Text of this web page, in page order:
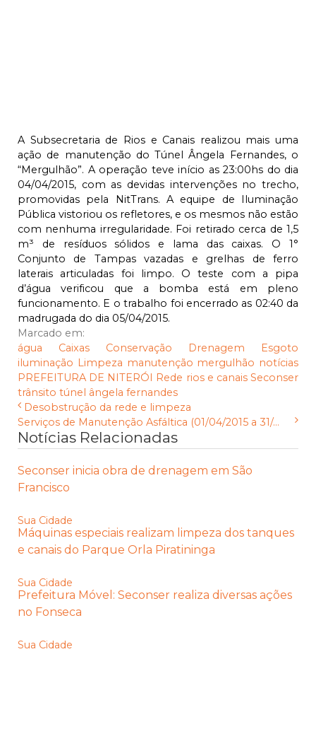
A Subsecretaria de Rios e Canais realizou mais uma
ação de manutenção do Túnel Ângela Fernandes, o
“Mergulhão”. A operação teve início as 23:00hs do dia
04/04/2015, com as devidas intervenções no trecho,
promovidas pela NitTrans. A equipe de Iluminação
Pública vistoriou os refletores, e os mesmos não estão
com nenhuma irregularidade. Foi retirado cerca de 1,5
m³ de resíduos sólidos e lama das caixas. O 1°
Conjunto de Tampas vazadas e grelhas de ferro
laterais articuladas foi limpo. O teste com a pipa
d’água verificou que a bomba está em pleno
funcionamento. E o trabalho foi encerrado as 02:40 da
madrugada do dia 05/04/2015.
Marcado em:
água
Caixas Conservação Drenagem
Esgoto
iluminação Limpeza manutenção mergulhão notícias
PREFEITURA DE NITERÓI
Rede rios e canais Seconser
trânsito túnel ângela fernandes
Desobstrução da rede e limpeza
Serviços de Manutenção Asfáltica (01/04/2015 a 31/...
Notícias Relacionadas
Seconser inicia obra de drenagem em São
Francisco
Sua Cidade
Máquinas especiais realizam limpeza dos tanques
e canais do Parque Orla Piratininga
Sua Cidade
Prefeitura Móvel: Seconser realiza diversas ações
no Fonseca
Sua Cidade